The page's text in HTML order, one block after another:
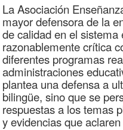
La Asociación
mayor defensora de la
de calidad en el sistema
razonablemente crítica
diferentes programas
administraciones
plantea una defensa a
bilingüe, sino que se
respuestas a los temas
y evidencias que